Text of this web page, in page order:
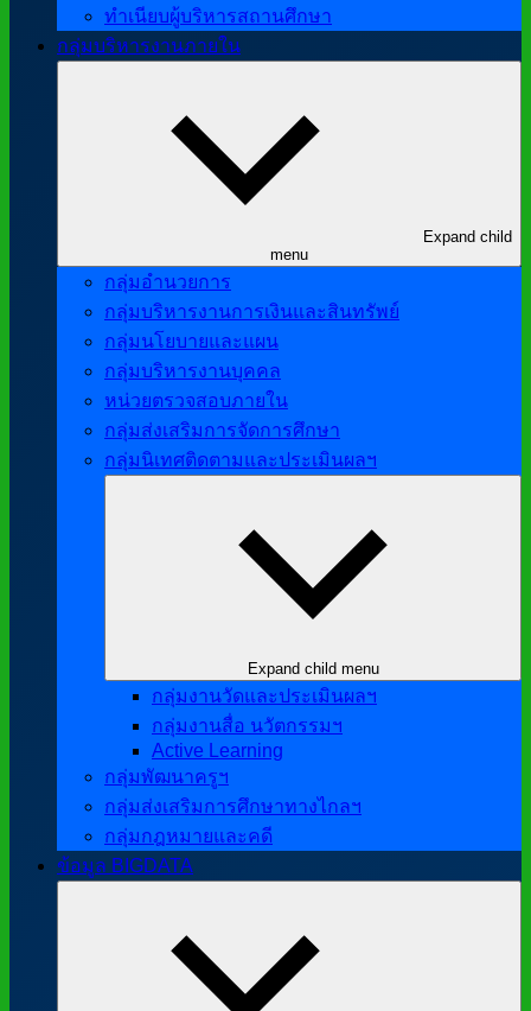
ทำเนียบผู้บริหารสถานศึกษา
กลุ่มบริหารงานภายใน
Expand child
menu
กลุ่มอำนวยการ
กลุ่มบริหารงานการเงินและสินทรัพย์
กลุ่มนโยบายและแผน
กลุ่มบริหารงานบุคคล
หน่วยตรวจสอบภายใน
กลุ่มส่งเสริมการจัดการศึกษา
กลุ่มนิเทศติดตามและประเมินผลฯ
Expand child menu
กลุ่มงานวัดและประเมินผลฯ
กลุ่มงานสื่อ นวัตกรรมฯ
Active Learning
กลุ่มพัฒนาครูฯ
กลุ่มส่งเสริมการศึกษาทางไกลฯ
กลุ่มกฎหมายและคดี
ข้อมูล BIGDATA